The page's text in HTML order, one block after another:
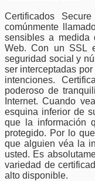
Certificados
comúnmente
sensibles a
Web. Con un SSL
seguridad social y
ser interceptadas
intenciones.
poderoso de
Internet. Cuando
esquina inferior de
que la información
protegido. Por lo
que alguien véa la
usted. Es
variedad de
alto disponible.